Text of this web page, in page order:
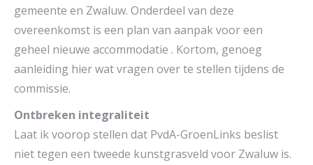
gemeente en Zwaluw. Onderdeel van deze
overeenkomst is een plan van aanpak voor een
geheel nieuwe accommodatie . Kortom, genoeg
aanleiding hier wat vragen over te stellen tijdens de
commissie.
Ontbreken integraliteit
Laat ik voorop stellen dat PvdA-GroenLinks beslist
niet tegen een tweede kunstgrasveld voor Zwaluw is.